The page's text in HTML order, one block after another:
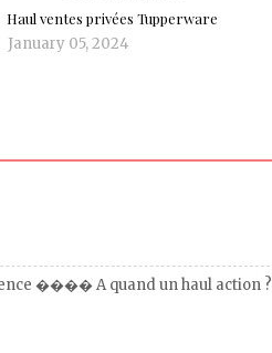
Haul ventes privées Tupperware
January 05, 2024
���� A quand un haul action ?